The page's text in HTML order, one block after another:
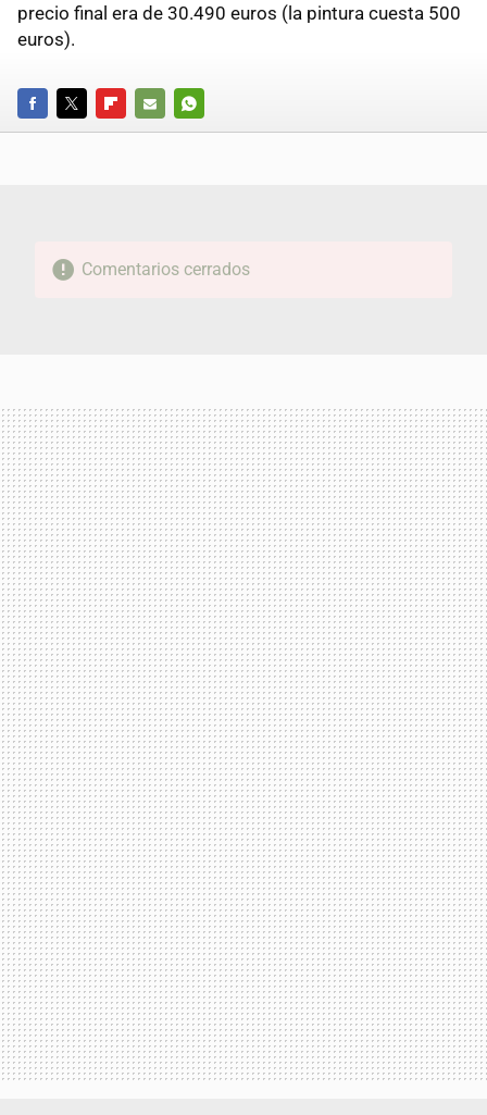
precio final era de 30.490 euros (la pintura cuesta 500
euros).
FACEBOOKTWITTERFLIPBOARD
E-
WHATSAPP
Comentarios cerrados